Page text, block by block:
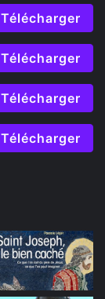
Télécharger
Télécharger
Télécharger
Télécharger